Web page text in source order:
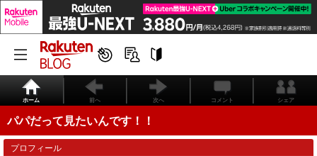
ホーム 前へ 次へ コメント シェア
パパだって見たいんです！！
プロフィール